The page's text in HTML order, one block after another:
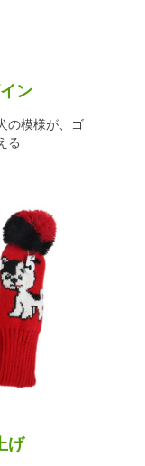
ン
の模様が、ゴ
る
げ